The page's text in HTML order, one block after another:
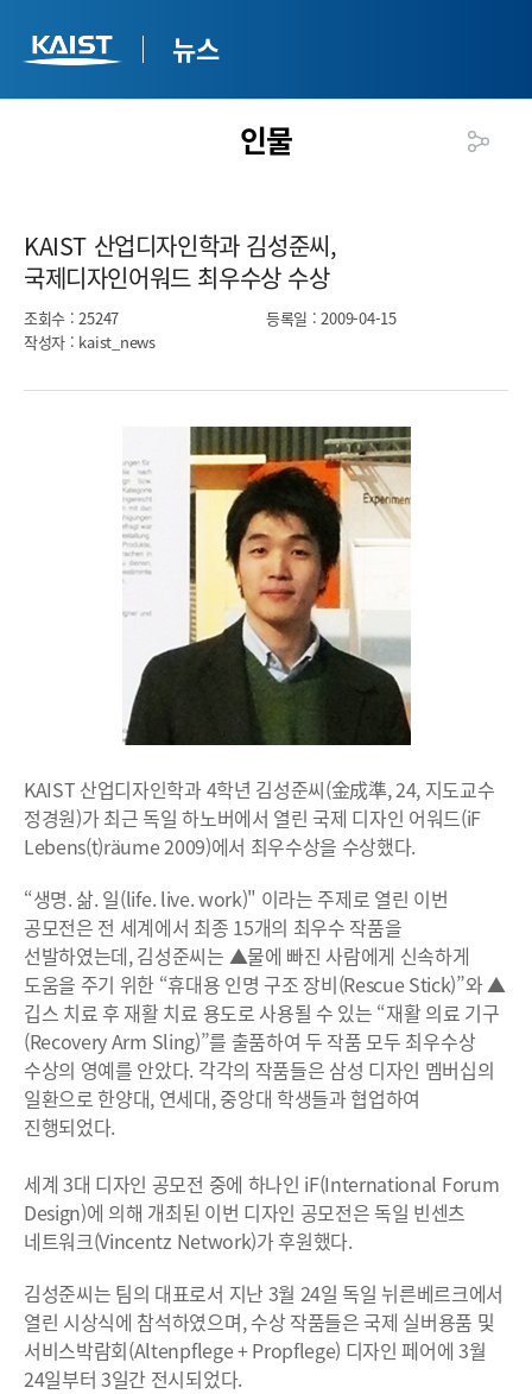
뉴스
인물
KAIST 산업디자인학과 김성준씨,
국제디자인어워드 최우수상 수상​
조회수 : 25247 등록일 : 2009-04-15
작성자 : kaist_news
KAIST 산업디자인학과 4학년 김성준씨(金成準, 24, 지도교수
정경원)가 최근 독일 하노버에서 열린 국제 디자인 어워드(iF
Lebens(t)räume 2009)에서 최우수상을 수상했다.
“생명. 삶. 일(life. live. work)" 이라는 주제로 열린 이번
공모전은 전 세계에서 최종 15개의 최우수 작품을
선발하였는데, 김성준씨는 ▲물에 빠진 사람에게 신속하게
도움을 주기 위한 “휴대용 인명 구조 장비(Rescue Stick)”와 ▲
깁스 치료 후 재활 치료 용도로 사용될 수 있는 “재활 의료 기구
(Recovery Arm Sling)”를 출품하여 두 작품 모두 최우수상
수상의 영예를 안았다. 각각의 작품들은 삼성 디자인 멤버십의
일환으로 한양대, 연세대, 중앙대 학생들과 협업하여
진행되었다.
세계 3대 디자인 공모전 중에 하나인 iF(International Forum
Design)에 의해 개최된 이번 디자인 공모전은 독일 빈센츠
네트워크(Vincentz Network)가 후원했다.
김성준씨는 팀의 대표로서 지난 3월 24일 독일 뉘른베르크에서
열린 시상식에 참석하였으며, 수상 작품들은 국제 실버용품 및
서비스박람회(Altenpflege + Propflege) 디자인 페어에 3월
24일부터 3일간 전시되었다.